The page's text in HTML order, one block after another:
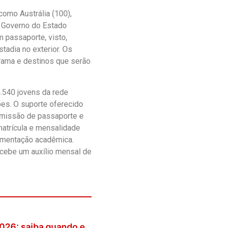
Austrália (100),
do Estado
passaporte, visto,
no exterior. Os
e destinos que serão
jovens da rede
O suporte oferecido
de passaporte e
e mensalidade
acadêmica.
um auxílio mensal de